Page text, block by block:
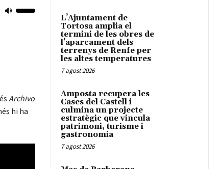
Feu
avall
per
Archivo
hi ha
L’Ajuntament de
Tortosa amplia el
termini de les obres de
l’aparcament dels
terrenys de Renfe per
les altes temperatures
7 agost 2026
Amposta recupera les
Cases del Castell i
culmina un projecte
estratègic que vincula
patrimoni, turisme i
gastronomia
7 agost 2026